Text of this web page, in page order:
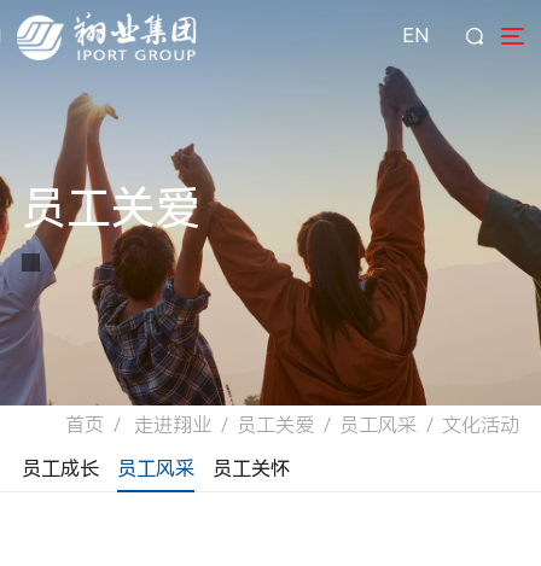
EN
员工关爱
员工成长 员工风采 员工关怀
首页 / 走进翔业 / 员工关爱 / 员工风采 / 文化活动